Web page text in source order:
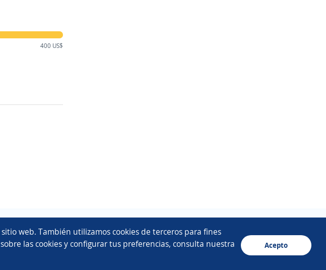
web. También utilizamos cookies de terceros para fines
las cookies y configurar tus preferencias, consulta nuestra
Acepto
400 US$